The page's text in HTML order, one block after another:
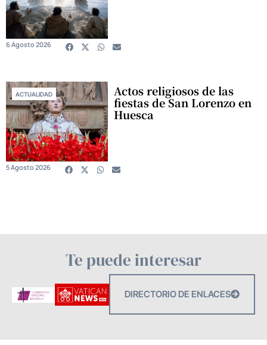
6 Agosto 2026
ACTUALIDAD Actos religiosos de las
fiestas de San Lorenzo en
Huesca
5 Agosto 2026
Te puede interesar
DIRECTORIO DE ENLACES